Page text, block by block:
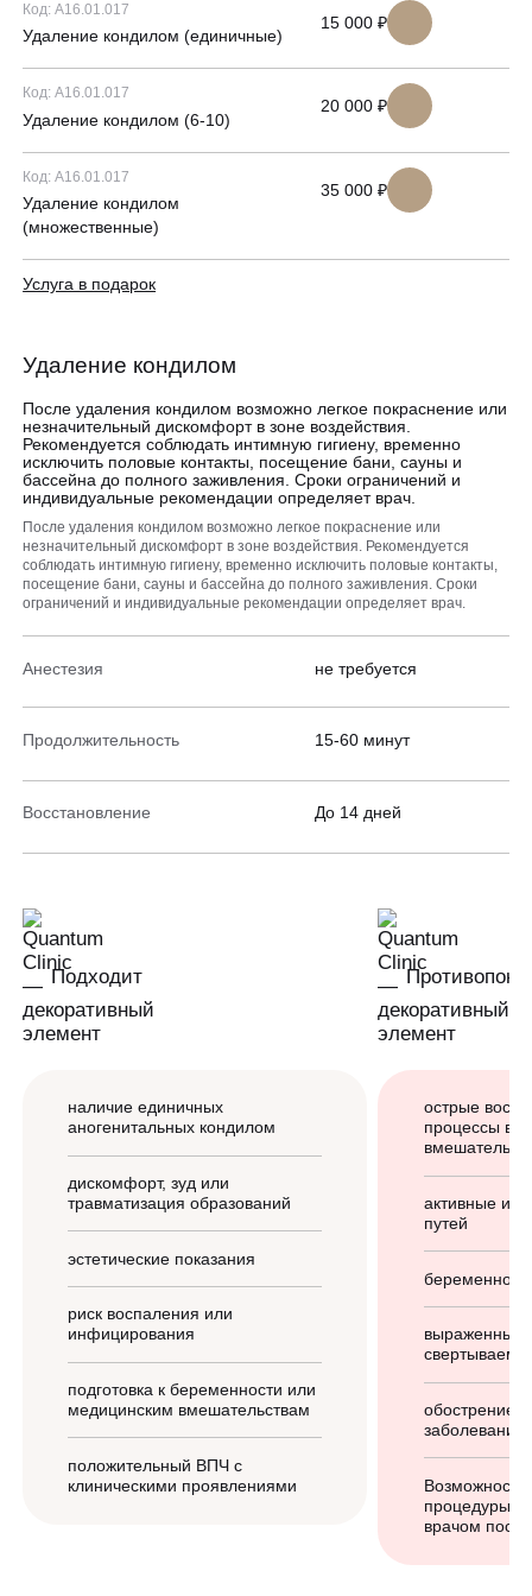
Образование
Код: A16.01.017
Удаление кондилом (единичные)
15 000 ₽
Код: A16.01.017
Удаление кондилом (6-10)
20 000 ₽
Код: A16.01.017
Удаление кондилом
(множественные)
35 000 ₽
Услуга в подарок
Удаление кондилом
После удаления кондилом возможно легкое покраснение или
незначительный дискомфорт в зоне воздействия.
Рекомендуется соблюдать интимную гигиену, временно
исключить половые контакты, посещение бани, сауны и
бассейна до полного заживления. Сроки ограничений и
индивидуальные рекомендации определяет врач.
После удаления кондилом возможно легкое покраснение или
незначительный дискомфорт в зоне воздействия. Рекомендуется
соблюдать интимную гигиену, временно исключить половые контакты,
посещение бани, сауны и бассейна до полного заживления. Сроки
ограничений и индивидуальные рекомендации определяет врач.
Анестезия не требуется
Продолжительность 15-60 минут
Восстановление До 14 дней
Подходит
наличие единичных
аногенитальных кондилом
дискомфорт, зуд или
травматизация образований
эстетические показания
риск воспаления или
инфицирования
подготовка к беременности или
медицинским вмешательствам
положительный ВПЧ с
клиническими проявлениями
острые
процессы в
активные
путей
выраженные
обострение
заболеваний
процедуры
врачом